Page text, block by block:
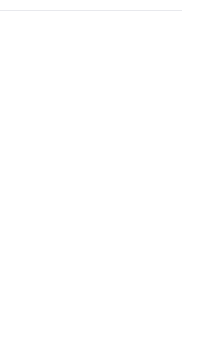
TOFU